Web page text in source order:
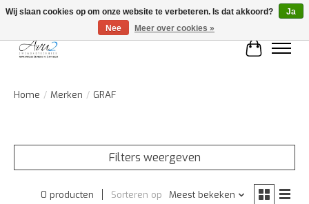
Home / Merken / GRAF
Filters weergeven
0 producten Sorteren op Meest bekeken
Wij slaan cookies op om onze website te verbeteren. Is dat akkoord?
Ja
Nee
Meer over cookies »